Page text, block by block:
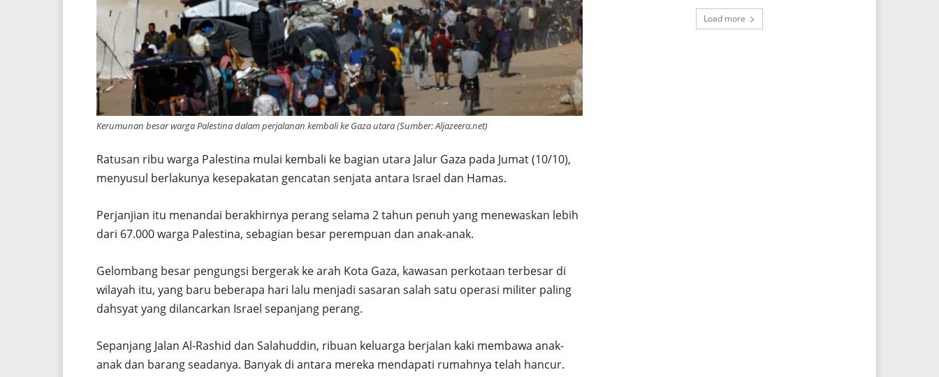
Kerumunan besar warga Palestina dalam perjalanan kembali ke Gaza utara (Sumber: Aljazeera.net)
Ratusan ribu warga Palestina mulai kembali ke bagian utara Jalur Gaza pada Jumat (10/10),
menyusul berlakunya kesepakatan gencatan senjata antara Israel dan Hamas.
Perjanjian itu menandai berakhirnya perang selama 2 tahun penuh yang menewaskan lebih
dari 67.000 warga Palestina, sebagian besar perempuan dan anak-anak.
Gelombang besar pengungsi bergerak ke arah Kota Gaza, kawasan perkotaan terbesar di
wilayah itu, yang baru beberapa hari lalu menjadi sasaran salah satu operasi militer paling
dahsyat yang dilancarkan Israel sepanjang perang.
Sepanjang Jalan Al-Rashid dan Salahuddin, ribuan keluarga berjalan kaki membawa anak-
anak dan barang seadanya. Banyak di antara mereka mendapati rumahnya telah hancur.
Load more